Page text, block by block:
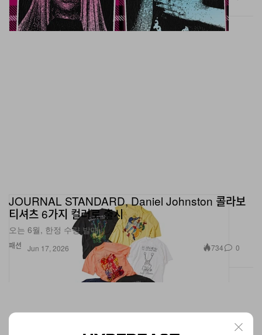
패션
JOURNAL STANDARD, Daniel Johnston 콜라보
티셔츠 6가지 컬러로 출시
오는 6월, 한정 수량 발매.
Jun 17, 2026 734 0